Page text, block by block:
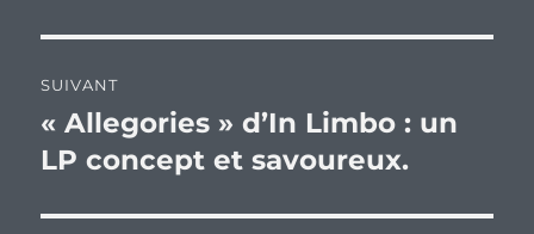
SUIVANT
Publication
suivante :
« Allegories » d’In Limbo : un
LP concept et savoureux.